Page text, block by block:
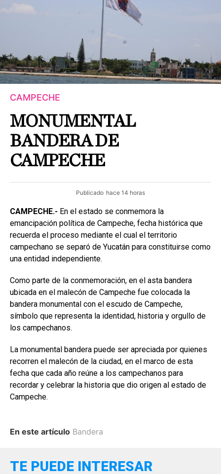
CAMPECHE
MONUMENTAL
BANDERA DE
CAMPECHE
Publicado hace 14 horas
CAMPECHE.- En el estado se conmemora la
emancipación política de Campeche, fecha histórica que
recuerda el proceso mediante el cual el territorio
campechano se separó de Yucatán para constituirse como
una entidad independiente.
Como parte de la conmemoración, en el asta bandera
ubicada en el malecón de Campeche fue colocada la
bandera monumental con el escudo de Campeche,
símbolo que representa la identidad, historia y orgullo de
los campechanos.
La monumental bandera puede ser apreciada por quienes
recorren el malecón de la ciudad, en el marco de esta
fecha que cada año reúne a los campechanos para
recordar y celebrar la historia que dio origen al estado de
Campeche.
En este artículo Bandera
TE PUEDE INTERESAR